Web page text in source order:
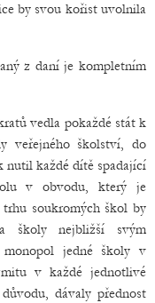
by svou kořist uvolnila
z daní je kompletním
vedla pokaždé stát k
veřejného školství, do
nutil každé dítě spadající
v obvodu, který je
soukromých škol by
školy nejbližší svým
monopol jedné školy v
v každé jednotlivé
dávaly přednost